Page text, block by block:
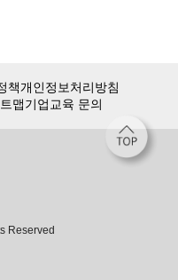
책개인정보처리방침
맵기업교육 문의
Reserved